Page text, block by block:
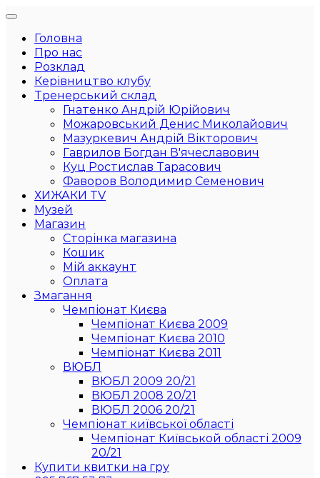
Головна
Про нас
Розклад
Керівництво клубу
Тренерський склад
Гнатенко Андрій Юрійович
Можаровський Денис Миколайович
Мазуркевич Андрій Вікторович
Гаврилов Богдан В'ячеславович
Куц Ростислав Тарасович
Фаворов Володимир Семенович
ХИЖАКИ TV
Музей
Магазин
Сторінка магазина
Кошик
Мій аккаунт
Оплата
Змагання
Чемпіонат Києва
Чемпіонат Києва 2009
Чемпіонат Києва 2010
Чемпіонат Києва 2011
ВЮБЛ
ВЮБЛ 2009 20/21
ВЮБЛ 2008 20/21
ВЮБЛ 2006 20/21
Чемпіонат київської області
Чемпіонат Київськой області 2009
20/21
Купити квитки на гру